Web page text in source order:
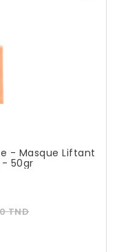
- Masque Liftant
50gr
TNDPrix